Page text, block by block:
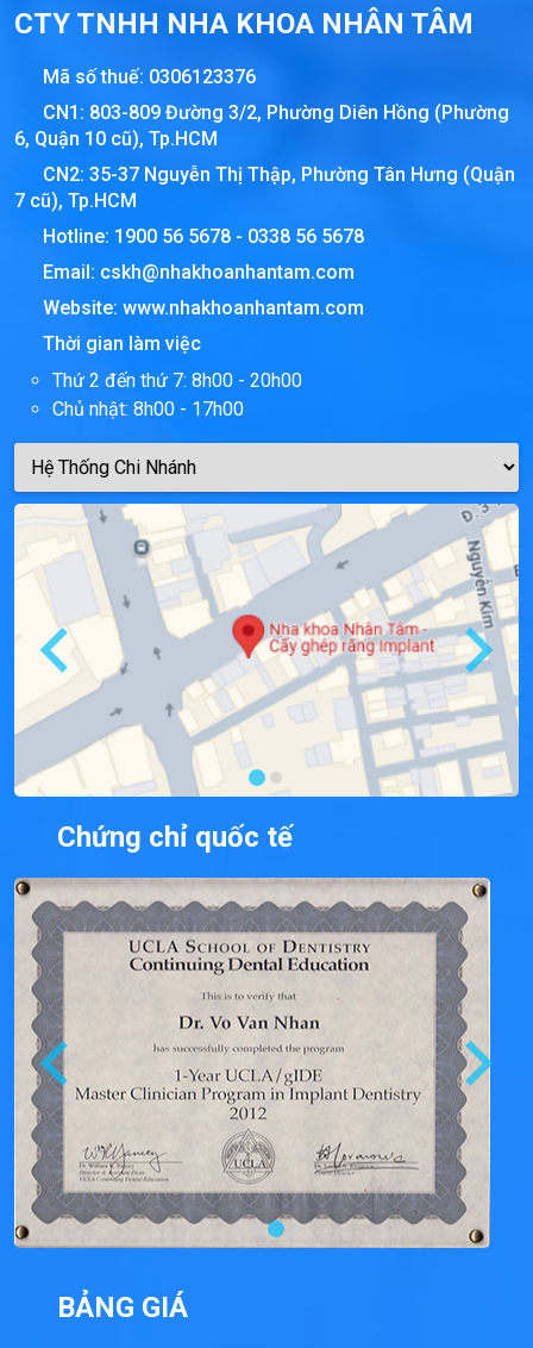
CTY TNHH NHA KHOA NHÂN TÂM
Mã số thuế: 0306123376
CN1: 803-809 Đường 3/2, Phường Diên Hồng (Phường
6, Quận 10 cũ), Tp.HCM
CN2: 35-37 Nguyễn Thị Thập, Phường Tân Hưng (Quận
7 cũ), Tp.HCM
Hotline: 1900 56 5678 - 0338 56 5678
Email: cskh@nhakhoanhantam.com
Website: www.nhakhoanhantam.com
Thời gian làm việc
Thứ 2 đến thứ 7: 8h00 - 20h00
Chủ nhật: 8h00 - 17h00
Chứng chỉ quốc tế
BẢNG GIÁ